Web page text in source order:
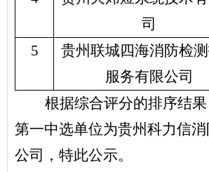
司
5
贵州联城四海消防检
服务有限公司
根据综合评分的排序结
第一中选单位为贵州科力信
公司，特此公示。